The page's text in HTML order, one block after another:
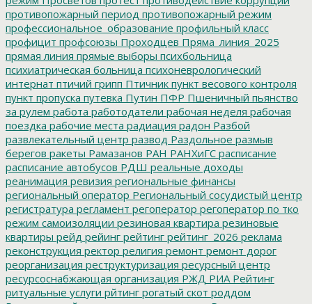
противопожарный период противопожарный режим
профессиональное_образование профильный класс
профицит профсоюзы Проходцев Пряма_линия_2025
прямая линия прямые выборы психбольница
психиатрическая больница психоневрологический
интернат птичий грипп Птичник пункт весового контроля
пункт пропуска путевка Путин ПФР Пшеничный пьянство
за рулем работа работодатели рабочая неделя рабочая
поездка рабочие места радиация радон Разбой
развлекательный центр развод Раздольное размыв
берегов ракеты Рамазанов РАН РАНХиГС расписание
расписание автобусов РДШ реальные доходы
реанимация ревизия региональные финансы
региональный оператор Региональный сосудистый центр
регистратура регламент регоператор регоператор по тко
режим самоизоляции резиновая квартира резиновые
квартиры рейд рейинг рейтинг рейтинг_2026 реклама
реконструкция ректор религия ремонт ремонт дорог
реорганизация реструктуризация ресурсный центр
ресурсоснабжающая организация РЖД РИА Рейтинг
ритуальные услуги рйтинг рогатый скот роддом